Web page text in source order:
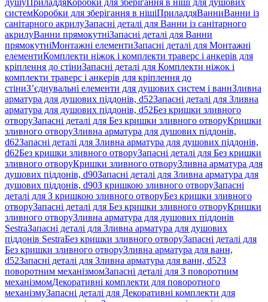
душуПриладдяКоробки для зберігання в ніші для душових
системКоробки для зберігання в нішіПриладдяВанниВанни із
санітарного акрилуЗапасні деталі для Ванни із санітарного
акрилуВанни прямокутніЗапасні деталі для Ванни
прямокутніМонтажні елементиЗапасні деталі для Монтажні
елементиКомплекти ніжок і комплекти траверс і анкерів для
кріплення до стіниЗапасні деталі для Комплекти ніжок і
комплекти траверс і анкерів для кріплення до
стіниЗ’єднувальні елементи для душових систем і ваннЗливна
арматура для душових піддонів, d52Запасні деталі для Зливна
арматура для душових піддонів, d52Без кришки зливного
отворуЗапасні деталі для Без кришки зливного отворуКришки
зливного отворуЗливна арматура для душових піддонів,
d62Запасні деталі для Зливна арматура для душових піддонів,
d62Без кришки зливного отворуЗапасні деталі для Без кришки
зливного отворуКришки зливного отворуЗливна арматура для
душових піддонів, d90Запасні деталі для Зливна арматура для
душових піддонів, d90З кришкою зливного отворуЗапасні
деталі для З кришкою зливного отворуБез кришки зливного
отворуЗапасні деталі для Без кришки зливного отворуКришки
зливного отворуЗливна арматура для душових піддонів
SestraЗапасні деталі для Зливна арматура для душових
піддонів SestraБез кришки зливного отворуЗапасні деталі для
Без кришки зливного отворуЗливна арматура для ванн,
d52Запасні деталі для Зливна арматура для ванн, d52З
поворотним механізмомЗапасні деталі для З поворотним
механізмомДекоративні комплекти для поворотного
механізмуЗапасні деталі для Декоративні комплекти для